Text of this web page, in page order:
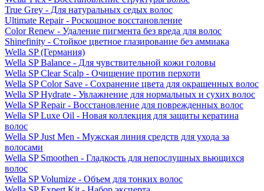
True Grey - Для натуральных седых волос
Ultimate Repair - Роскошное восстановление
Color Renew - Удаление пигмента без вреда для волос
Shinefinity - Стойкое цветное глазирование без аммиака
Wella SP (Германия)
Wella SP Balance - Для чувствительной кожи головы
Wella SP Clear Scalp - Очищение против перхоти
Wella SP Color Save - Сохранение цвета для окрашенных волос
Wella SP Hydrate - Увлажнение для нормальных и сухих волос
Wella SP Repair - Восстановление для поврежденных волос
Wella SP Luxe Oil - Новая коллекция для защиты кератина
волос
Wella SP Just Men - Мужская линия средств для ухода за
волосами
Wella SP Smoothen - Гладкость для непослушных вьющихся
волос
Wella SP Volumize - Объем для тонких волос